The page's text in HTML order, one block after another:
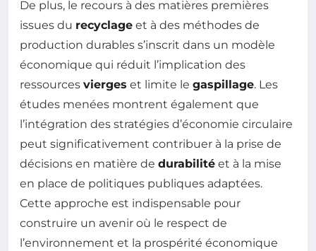
De plus, le recours à des matières premières
issues du recyclage et à des méthodes de
production durables s’inscrit dans un modèle
économique qui réduit l’implication des
ressources vierges et limite le gaspillage. Les
études menées montrent également que
l’intégration des stratégies d’économie circulaire
peut significativement contribuer à la prise de
décisions en matière de durabilité et à la mise
en place de politiques publiques adaptées.
Cette approche est indispensable pour
construire un avenir où le respect de
l’environnement et la prospérité économique